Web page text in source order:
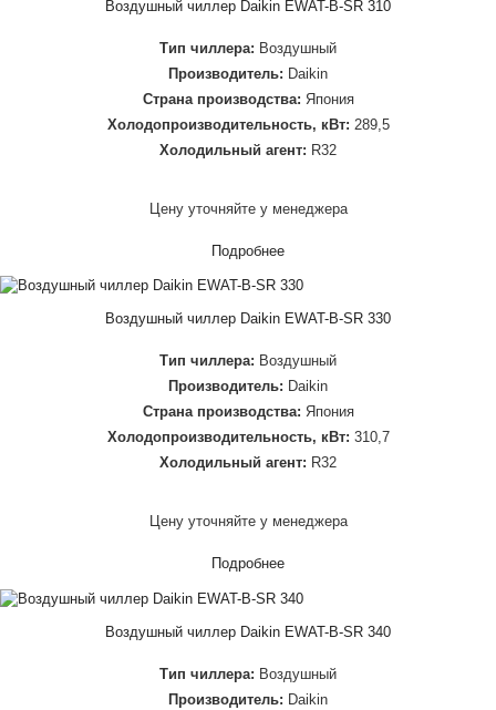
Воздушный чиллер Daikin EWAT-B-SR 310
Тип чиллера: Воздушный
Производитель: Daikin
Страна производства: Япония
Холодопроизводительность, кВт: 289,5
Холодильный агент: R32
Цену уточняйте у менеджера
Подробнее
Воздушный чиллер Daikin EWAT-B-SR 330
Тип чиллера: Воздушный
Производитель: Daikin
Страна производства: Япония
Холодопроизводительность, кВт: 310,7
Холодильный агент: R32
Цену уточняйте у менеджера
Подробнее
Воздушный чиллер Daikin EWAT-B-SR 340
Тип чиллера: Воздушный
Производитель: Daikin